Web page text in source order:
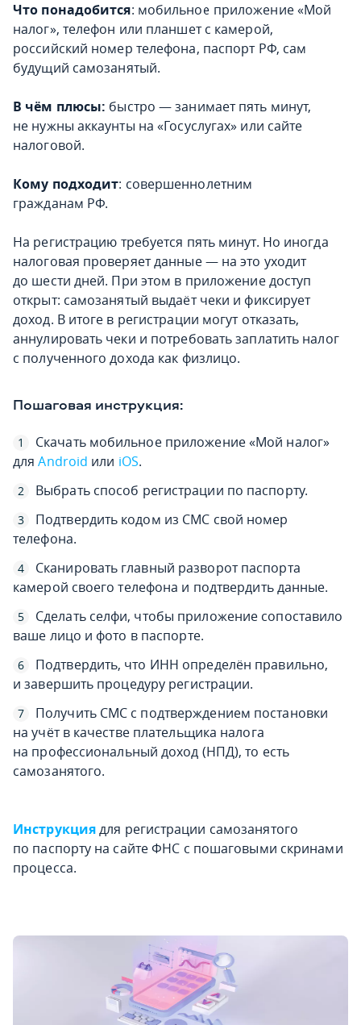
Что понадобится: мобильное приложение «Мой
налог», телефон или планшет с камерой,
российский номер телефона, паспорт РФ, сам
будущий самозанятый.
В чём плюсы: быстро — занимает пять минут,
не нужны аккаунты на «Госуслугах» или сайте
налоговой.
Кому подходит: совершеннолетним
гражданам РФ.
На регистрацию требуется пять минут. Но иногда
налоговая проверяет данные — на это уходит
до шести дней. При этом в приложение доступ
открыт: самозанятый выдаёт чеки и фиксирует
доход. В итоге в регистрации могут отказать,
аннулировать чеки и потребовать заплатить налог
с полученного дохода как физлицо.
Пошаговая инструкция:
Скачать мобильное приложение «Мой налог»
дляAndroid или iOS.
Выбрать способ регистрации по паспорту.
Подтвердить кодом из СМС свой номер
телефона.
Сканировать главный разворот паспорта
камерой своего телефона и подтвердить данные.
Сделать селфи, чтобы приложение сопоставило
ваше лицо и фото в паспорте.
Подтвердить, что ИНН определён правильно,
и завершить процедуру регистрации.
Получить СМС с подтверждением постановки
на учёт в качестве плательщика налога
на профессиональный доход (НПД), то есть
самозанятого.
Инструкциядля регистрации самозанятого
по паспорту на сайте ФНС с пошаговыми скринами
процесса.